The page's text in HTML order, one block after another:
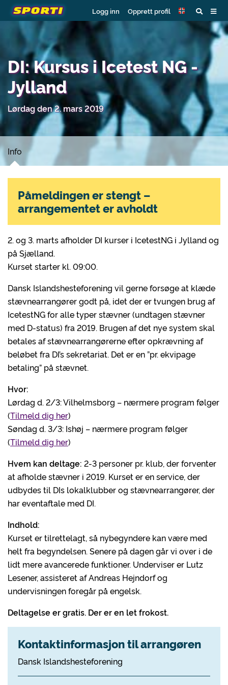
Logg inn Opprett profil
DI: Kursus i Icetest NG -
Jylland
Lørdag den 2. mars 2019
Info
2. og 3. marts afholder DI kurser i IcetestNG i Jylland og
på Sjælland.
Kurset starter kl. 09:00.
Dansk Islandshesteforening vil gerne forsøge at klæde
stævnearrangører godt på, idet der er tvungen brug af
IcetestNG for alle typer stævner (undtagen stævner
med D-status) fra 2019. Brugen af det nye system skal
betales af stævnearrangørerne efter opkrævning af
beløbet fra DI’s sekretariat. Det er en ”pr. ekvipage
betaling” på stævnet.
Hvor:
Lørdag d. 2/3: Vilhelmsborg – nærmere program følger
(Tilmeld dig her)
Søndag d. 3/3: Ishøj – nærmere program følger
(Tilmeld dig her)
Hvem kan deltage: 2-3 personer pr. klub, der forventer
at afholde stævner i 2019. Kurset er en service, der
udbydes til DIs lokalklubber og stævnearrangører, der
har eventaftale med DI.
Indhold:
Kurset er tilrettelagt, så nybegyndere kan være med
helt fra begyndelsen. Senere på dagen går vi over i de
lidt mere avancerede funktioner. Underviser er Lutz
Lesener, assisteret af Andreas Hejndorf og
undervisningen foregår på engelsk.
Deltagelse er gratis. Der er en let frokost.
Kontaktinformasjon til arrangøren
Dansk Islandshesteforening
Påmeldingen er stengt –
arrangementet er avholdt